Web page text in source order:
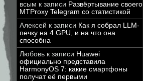
всым к записи Развёртывание своего
MTProxy Telegram со статистикой
Алексей к записи Как я собрал LLM-
печку на 4 GPU, и на что она
способна
Любовь к записи Huawei
официально представила
HarmonyOS 7: какие смартфоны
получат её первыми